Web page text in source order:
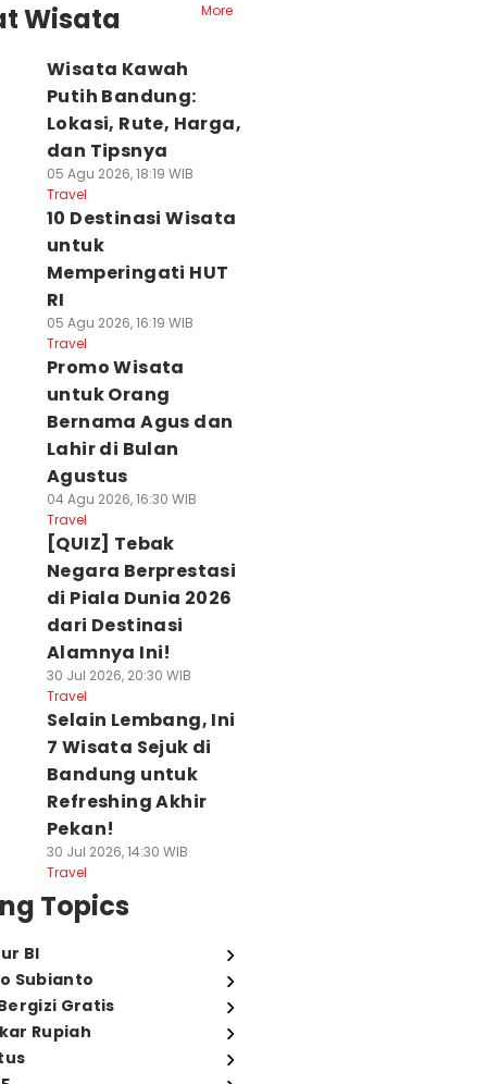
Wisata
More
Wisata Kawah
Putih Bandung:
Lokasi, Rute, Harga,
dan Tipsnya
05 Agu 2026, 18:19 WIB
Travel
10 Destinasi Wisata
untuk
Memperingati HUT
RI
05 Agu 2026, 16:19 WIB
Travel
Promo Wisata
untuk Orang
Bernama Agus dan
Lahir di Bulan
Agustus
04 Agu 2026, 16:30 WIB
Travel
[QUIZ] Tebak
Negara Berprestasi
di Piala Dunia 2026
dari Destinasi
Alamnya Ini!
30 Jul 2026, 20:30 WIB
Travel
Selain Lembang, Ini
7 Wisata Sejuk di
Bandung untuk
Refreshing Akhir
Pekan!
30 Jul 2026, 14:30 WIB
Travel
Topics
BI
Subianto
Gratis
Rupiah